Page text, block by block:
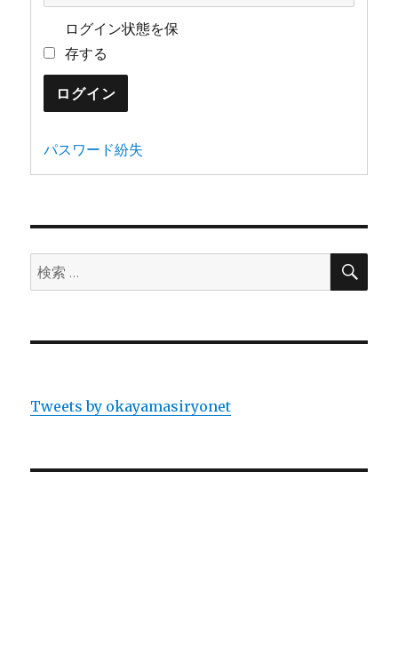
ログイン状態を保
存する
ログイン
パスワード紛失
検
索:
検
Tweets by okayamasiryonet